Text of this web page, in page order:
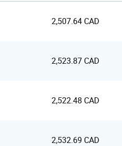
2,507.64 CAD
2,523.87 CAD
2,522.48 CAD
2,532.69 CAD